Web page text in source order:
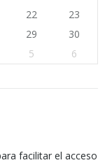
22
23
29
30
5 6
facilitar el acceso